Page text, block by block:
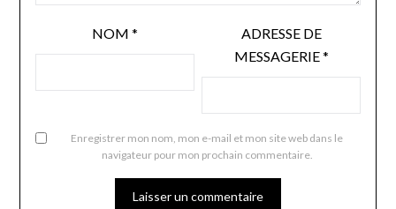
NOM *
ADRESSE DE
MESSAGERIE*
Enregistrer mon nom, mon e-mail et mon site web dans le
navigateur pour mon prochain commentaire.